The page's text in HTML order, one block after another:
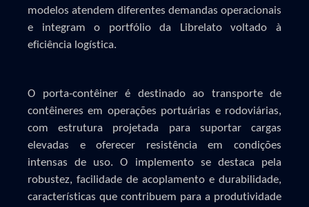
modelos atendem diferentes demandas operacionais
e integram o portfólio da Librelato voltado à
eficiência logística.
O porta-contêiner é destinado ao transporte de
contêineres em operações portuárias e rodoviárias,
com estrutura projetada para suportar cargas
elevadas e oferecer resistência em condições
intensas de uso. O implemento se destaca pela
robustez, facilidade de acoplamento e durabilidade,
características que contribuem para a produtividade